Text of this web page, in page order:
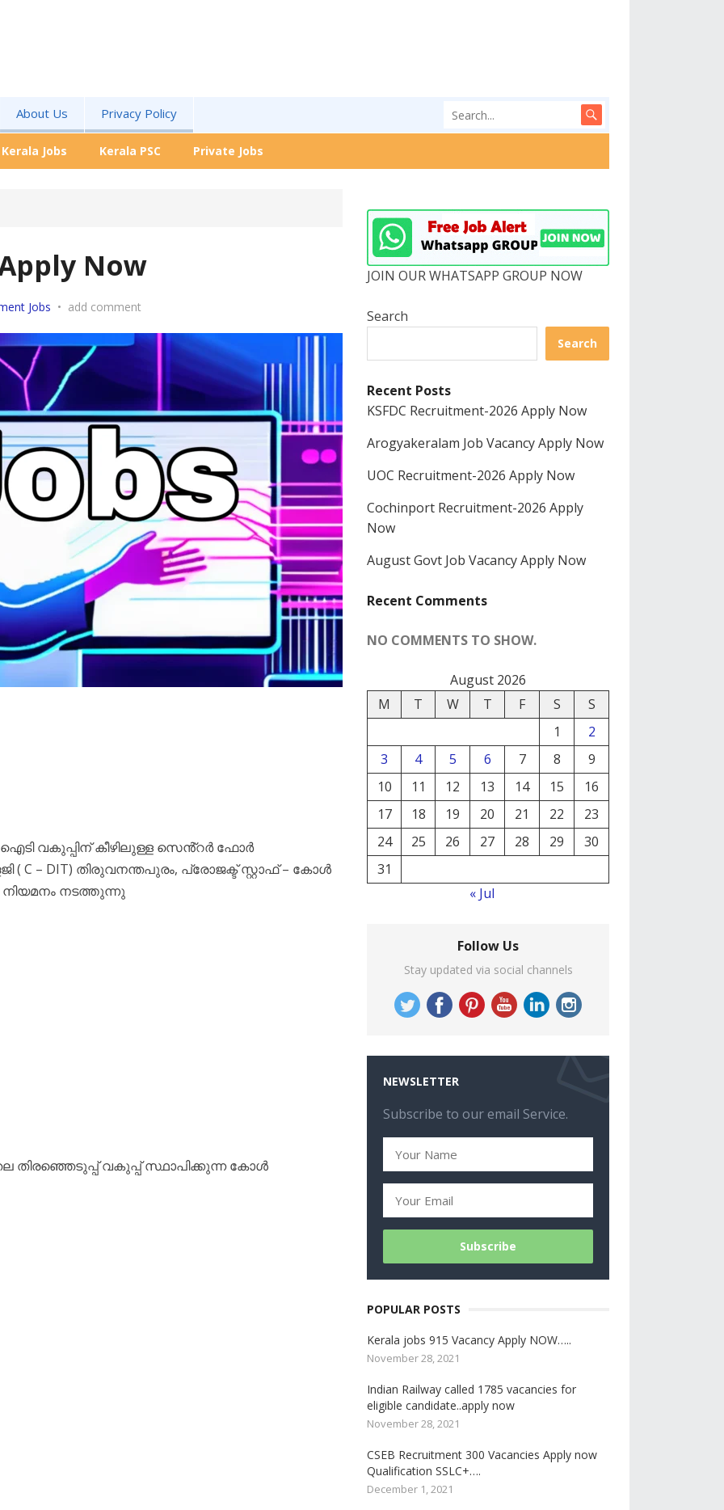
About Us Privacy Policy
Kerala Jobs Kerala PSC Private Jobs
Now
Jobs • add comment
ഐടി വകുപ്പിന് കീഴിലുള്ള സെൻ്റർ ഫോർ
C – DIT) തിരുവനന്തപുരം, പ്രോജക്ട് സ്റ്റാഫ് – കോൾ
നിയമനം നടത്തുന്നു
തിരഞ്ഞെടുപ്പ് വകുപ്പ് സ്ഥാപിക്കുന്ന കോൾ
JOIN OUR WHATSAPP GROUP NOW
Search
Search
Recent Posts
KSFDC Recruitment-2026 Apply Now
Arogyakeralam Job Vacancy Apply Now
UOC Recruitment-2026 Apply Now
Cochinport Recruitment-2026 Apply
Now
August Govt Job Vacancy Apply Now
Recent Comments
NO COMMENTS TO SHOW.
August 2026
M
T W T F S
S
1
2
3
4 5 6 7 8
9
10
11 12 13 14 15
16
17
18 19 20 21 22
23
24
25 26 27 28 29
30
31
« Jul
Follow Us
Stay updated via social channels
NEWSLETTER
Subscribe to our email Service.
POPULAR POSTS
Kerala jobs 915 Vacancy Apply NOW…..
November 28, 2021
Indian Railway called 1785 vacancies for
eligible candidate..apply now
November 28, 2021
CSEB Recruitment 300 Vacancies Apply now
Qualification SSLC+….
December 1, 2021